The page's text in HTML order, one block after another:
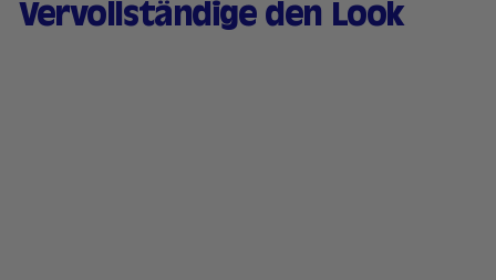
Vervollständige den Look